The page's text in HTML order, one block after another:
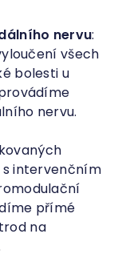
nervu:
všech
bolesti u
nervu.
s intervenčním
přímé
na